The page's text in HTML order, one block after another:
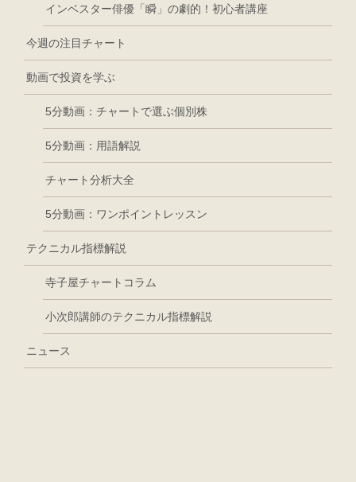
インベスター俳優「瞬」の劇的！初心者講座
今週の注目チャート
動画で投資を学ぶ
5分動画：チャートで選ぶ個別株
5分動画：用語解説
チャート分析大全
5分動画：ワンポイントレッスン
テクニカル指標解説
寺子屋チャートコラム
小次郎講師のテクニカル指標解説
ニュース